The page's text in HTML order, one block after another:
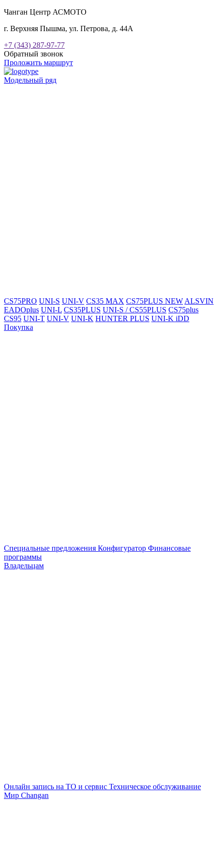
Чанган Центр АСМОТО
г. Верхняя Пышма, ул. Петрова, д. 44А
+7 (343) 287-97-77
Обратный звонок
Проложить маршрут
Модельный ряд
CS75PRO UNI-S UNI-V CS35 MAX CS75PLUS NEW ALSVIN
EADOplus UNI-L CS35PLUS UNI-S / CS55PLUS CS75plus
CS95 UNI-T UNI-V UNI-K HUNTER PLUS UNI-K iDD
Покупка
Специальные предложения Конфигуратор Финансовые
программы
Владельцам
Онлайн запись на ТО и сервис Техническое обслуживание
Мир Changan